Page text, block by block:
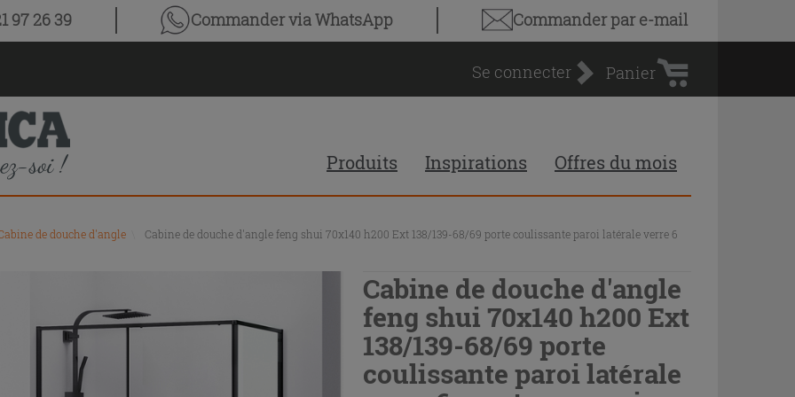
97 26 39 Commander via WhatsApp Commander par e-mail
Se connecter
d'achat
Panier
Produits Inspirations Offres du mois
de douche d'angle
Cabine de douche d'angle feng shui 70x140 h200 Ext 138/139-68/69 porte coulissante paroi latérale verre 6
Cabine de douche d'angle
feng shui 70x140 h200 Ext
138/139-68/69 porte
coulissante paroi latérale